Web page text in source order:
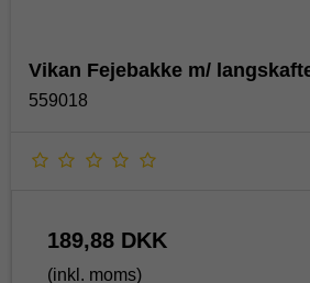
Vikan Fejebakke m/
559018
189,88 DKK
(inkl. moms)